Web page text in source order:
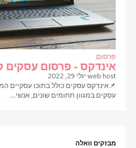
פרסום
אינדקס - פרסום עסקים
web hostיולי 29, 2022
📌אינדקס עסקים כולל בתוכו עסקיים
עסקים במגוון תחומים שונים, אנשי…
מבזקים וואלה